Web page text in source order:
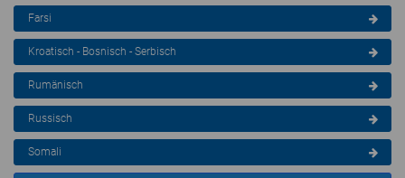
Farsi
Kroatisch - Bosnisch - Serbisch
Rumänisch
Russisch
Somali